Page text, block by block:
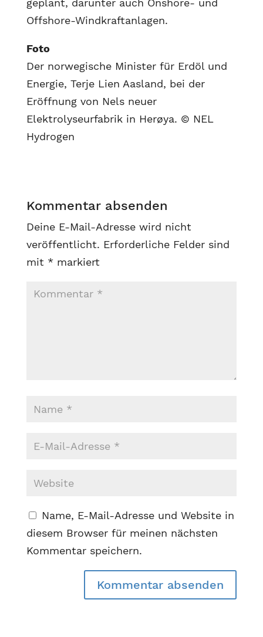
geplant, darunter auch Onshore- und
Offshore-Windkraftanlagen.
Foto
Der norwegische Minister für Erdöl und
Energie, Terje Lien Aasland, bei der
Eröffnung von Nels neuer
Elektrolyseurfabrik in Herøya. © NEL
Hydrogen
Kommentar absenden
Deine E-Mail-Adresse wird nicht
veröffentlicht. Erforderliche Felder sind
mit * markiert
Name, E-Mail-Adresse und Website in
diesem Browser für meinen nächsten
Kommentar speichern.